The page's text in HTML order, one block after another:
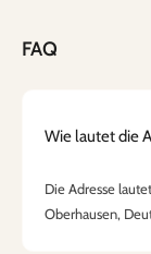
FAQ
Wie lautet die
Die Adresse
Oberhausen,